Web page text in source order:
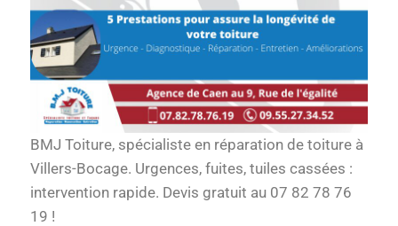
BMJ Toiture, spécialiste en réparation de toiture à
Villers-Bocage. Urgences, fuites, tuiles cassées :
intervention rapide. Devis gratuit au 07 82 78 76
19 !